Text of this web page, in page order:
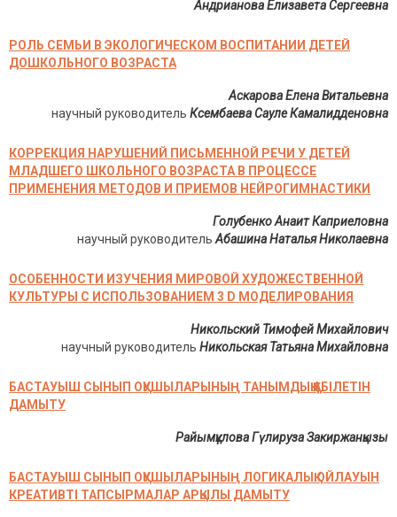
Андрианова Елизавета Сергеевна
РОЛЬ СЕМЬИ В ЭКОЛОГИЧЕСКОМ ВОСПИТАНИИ ДЕТЕЙ
ДОШКОЛЬНОГО ВОЗРАСТА
Аскарова Елена Витальевна
научный руководитель Ксембаева Сауле Камалидденовна
КОРРЕКЦИЯ НАРУШЕНИЙ ПИСЬМЕННОЙ РЕЧИ У ДЕТЕЙ
МЛАДШЕГО ШКОЛЬНОГО ВОЗРАСТА В ПРОЦЕССЕ
ПРИМЕНЕНИЯ МЕТОДОВ И ПРИЕМОВ НЕЙРОГИМНАСТИКИ
Голубенко Анаит Каприеловна
научный руководитель Абашина Наталья Николаевна
ОСОБЕННОСТИ ИЗУЧЕНИЯ МИРОВОЙ ХУДОЖЕСТВЕННОЙ
КУЛЬТУРЫ С ИСПОЛЬЗОВАНИЕМ 3 D МОДЕЛИРОВАНИЯ
Никольский Тимофей Михайлович
научный руководитель Никольская Татьяна Михайловна
БАСТАУЫШ СЫНЫП ОҚУШЫЛАРЫНЫҢ ТАНЫМДЫҚ ҚАБІЛЕТІН
ДАМЫТУ
Райымқұлова Гүлируза Закиржанқызы
БАСТАУЫШ СЫНЫП ОҚУШЫЛАРЫНЫҢ ЛОГИКАЛЫҚ ОЙЛАУЫН
КРЕАТИВТІ ТАПСЫРМАЛАР АРҚЫЛЫ ДАМЫТУ